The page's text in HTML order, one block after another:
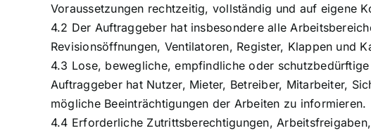
Voraussetzungen rechtzeitig, vollständig und auf eigene
4.2 Der Auftraggeber hat insbesondere alle
Revisionsöffnungen, Ventilatoren, Register, Klappen und
4.3 Lose, bewegliche, empfindliche oder
Auftraggeber hat Nutzer, Mieter, Betreiber, Mitarbeiter,
mögliche Beeinträchtigungen der Arbeiten zu informieren.
4.4 Erforderliche Zutrittsberechtigungen,